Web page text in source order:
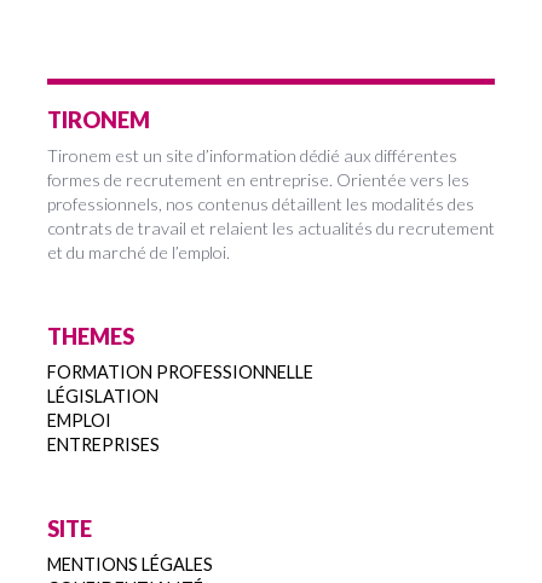
TIRONEM
Tironem est un site d’information dédié aux différentes
formes de recrutement en entreprise. Orientée vers les
professionnels, nos contenus détaillent les modalités des
contrats de travail et relaient les actualités du recrutement
et du marché de l’emploi.
THEMES
FORMATION PROFESSIONNELLE
LÉGISLATION
EMPLOI
ENTREPRISES
SITE
MENTIONS LÉGALES